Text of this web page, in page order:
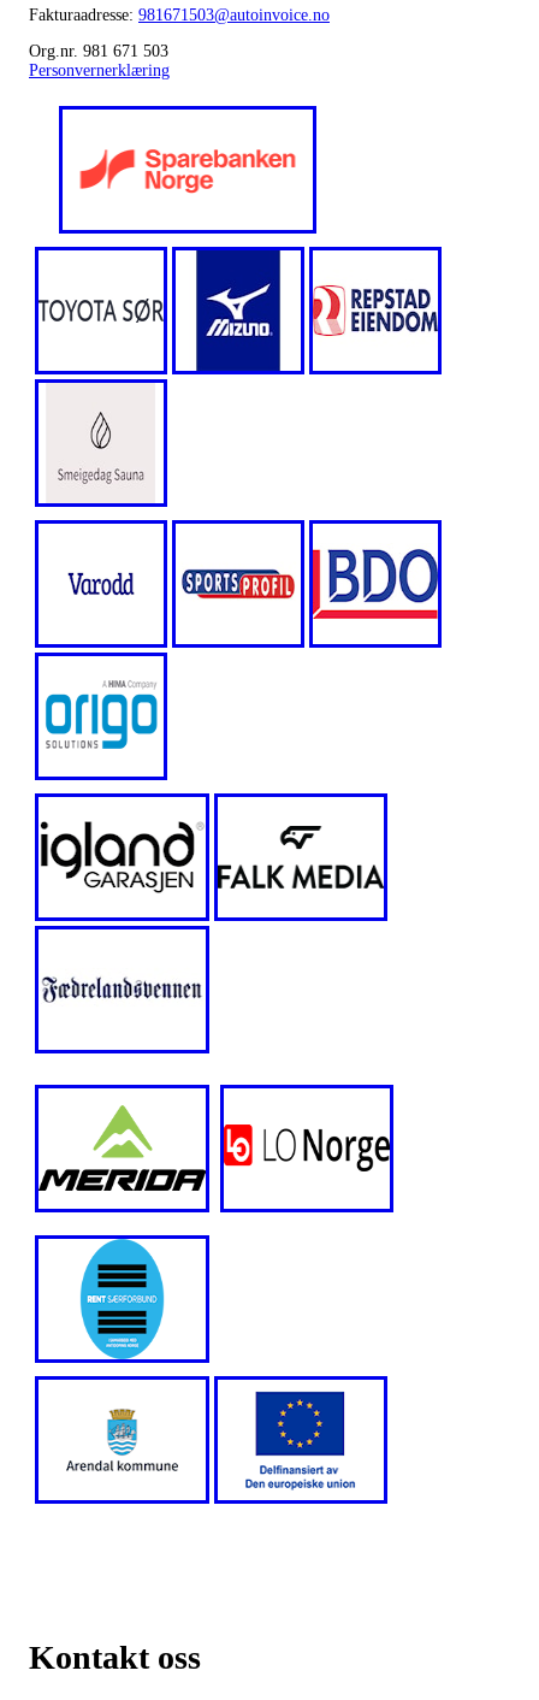
Fakturaadresse: 981671503@autoinvoice.no
Org.nr. 981 671 503
Personvernerklæring
Kontakt oss